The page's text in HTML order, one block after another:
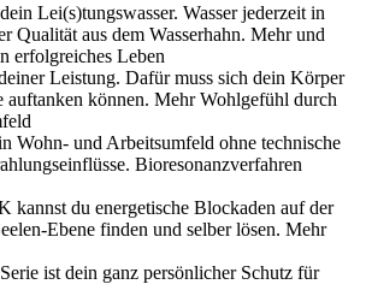
Lei(s)tungswasser. Wasser jederzeit in
Qualität aus dem Wasserhahn. Mehr und
erfolgreiches Leben
Leistung. Dafür muss sich dein Körper
auftanken können. Mehr Wohlgefühl durch
Wohn- und Arbeitsumfeld ohne technische
Bioresonanzverfahren
du energetische Blockaden auf der
Ebene finden und selber lösen. Mehr
ist dein ganz persönlicher Schutz für